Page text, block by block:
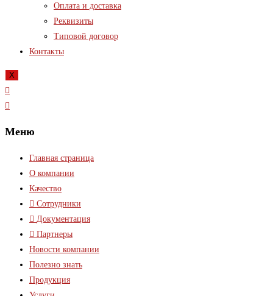
Оплата и доставка
Реквизиты
Типовой договор
Контакты
X
Меню
Главная страница
О компании
Качество
Сотрудники
Документация
Партнеры
Новости компании
Полезно знать
Продукция